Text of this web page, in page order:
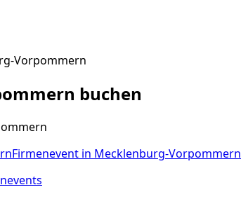
Vorpommern
buchen
Firmenevent in Mecklenburg-Vorpommern